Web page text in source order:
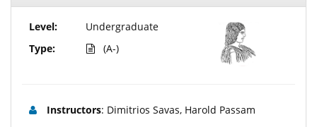
Level:
Type:
Undergraduate
(A-)
Instructors: Dimitrios Savas, Harold Passam